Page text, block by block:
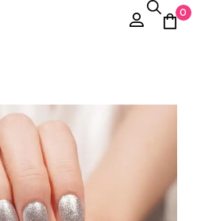
0